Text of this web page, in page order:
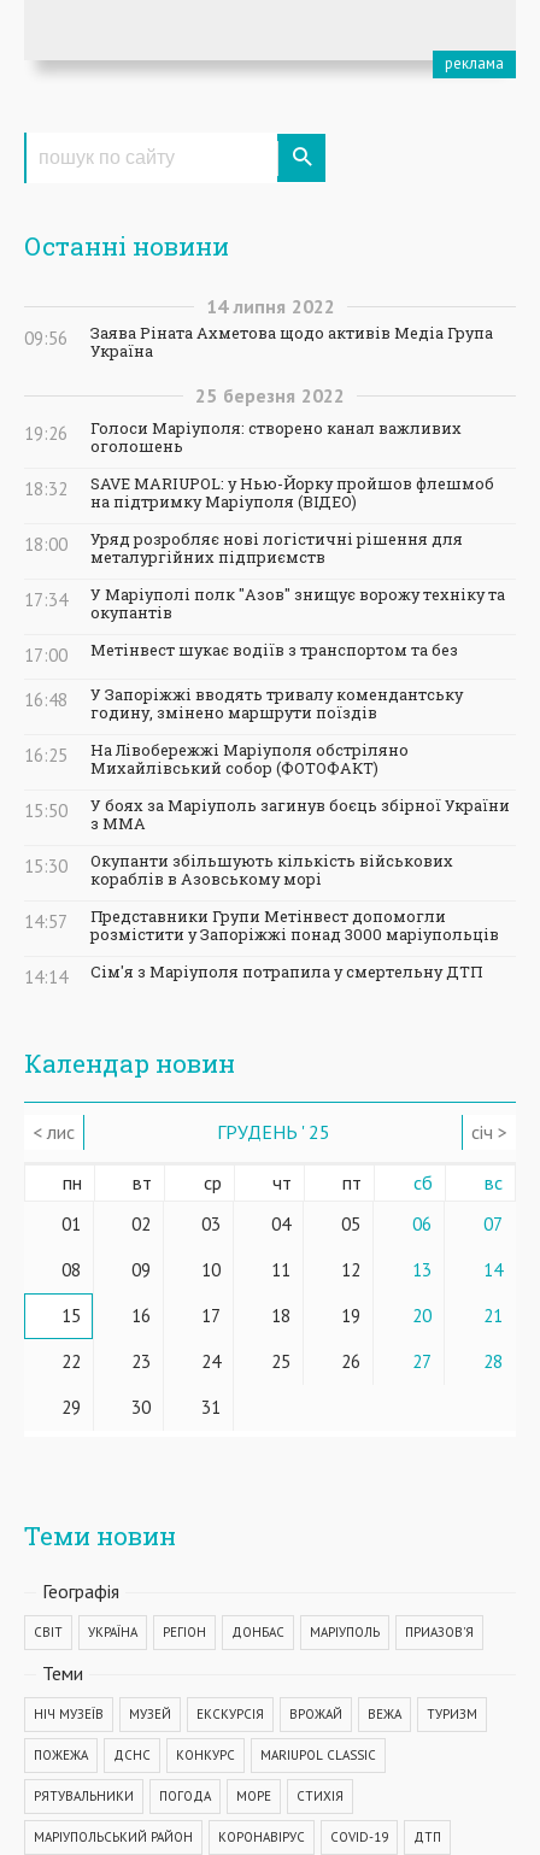
Останні новини
14 липня 2022
09:56
Заява Ріната Ахметова щодо активів Медіа Група
Україна
25 березня 2022
19:26
Голоси Маріуполя: створено канал важливих
оголошень
18:32
SAVE MARIUPOL: у Нью-Йорку пройшов флешмоб
на підтримку Маріуполя (ВІДЕО)
18:00
Уряд розробляє нові логістичні рішення для
металургійних підприємств
17:34
У Маріуполі полк "Азов" знищує ворожу техніку та
окупантів
17:00 Метінвест шукає водіїв з транспортом та без
16:48
У Запоріжжі вводять тривалу комендантську
годину, змінено маршрути поїздів
16:25
На Лівобережжі Маріуполя обстріляно
Михайлівський собор (ФОТОФАКТ)
15:50
У боях за Маріуполь загинув боєць збірної України
з ММА
15:30
Окупанти збільшують кількість військових
кораблів в Азовському морі
14:57
Представники Групи Метінвест допомогли
розмістити у Запоріжжі понад 3000 маріупольців
14:14 Сім'я з Маріуполя потрапила у смертельну ДТП
Календар новин
< лис ГРУДЕНЬ ' 25 січ >
пн вт ср чт пт сб вс
01 02 03 04 05 06
07
08
09 10 11 12 13
14
15
16 17 18 19 20
21
22
23 24 25 26 27
28
29
30 31
Теми новин
Географiя
СВІТ УКРАЇНА РЕГІОН ДОНБАС МАРІУПОЛЬ ПРИАЗОВ'Я
Теми
НІЧ МУЗЕЇВ МУЗЕЙ ЕКСКУРСІЯ ВРОЖАЙ ВЕЖА ТУРИЗМ
ПОЖЕЖА ДСНС КОНКУРС MARIUPOL CLASSIC
РЯТУВАЛЬНИКИ ПОГОДА МОРЕ СТИХІЯ
МАРІУПОЛЬСЬКИЙ РАЙОН КОРОНАВІРУС COVID-19 ДТП